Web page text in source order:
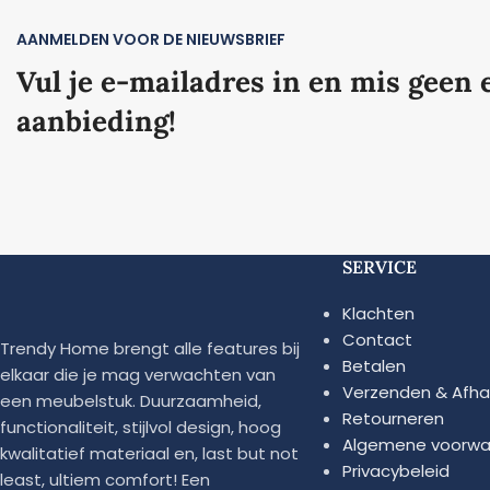
AANMELDEN VOOR DE NIEUWSBRIEF
Vul je e-mailadres in en mis geen
aanbieding!
Trendy Home brengt alle features bij
elkaar die je mag verwachten van
een meubelstuk. Duurzaamheid,
functionaliteit, stijlvol design, hoog
kwalitatief materiaal en, last but not
least, ultiem comfort! Een
SERVICE
Klachten
Contact
Betalen
Verzenden &
Retourneren
Algemene
Privacybeleid